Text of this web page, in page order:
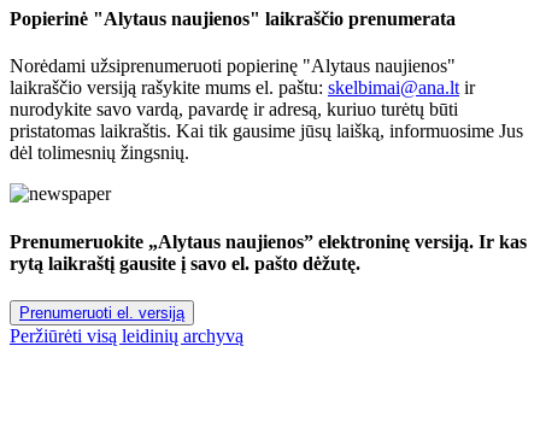
Popierinė "Alytaus naujienos" laikraščio prenumerata
Norėdami užsiprenumeruoti popierinę "Alytaus naujienos"
laikraščio versiją rašykite mums el. paštu: skelbimai@ana.ltir
nurodykite savo vardą, pavardę ir adresą, kuriuo turėtų būti
pristatomas laikraštis. Kai tik gausime jūsų laišką, informuosime Jus
dėl tolimesnių žingsnių.
Prenumeruokite „Alytaus naujienos” elektroninę versiją. Ir kas
rytą laikraštį gausite į savo el. pašto dėžutę.
Prenumeruoti el. versiją
Peržiūrėti visą leidinių archyvą